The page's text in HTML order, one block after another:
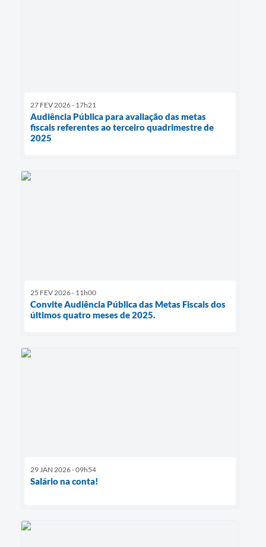
27 FEV 2026 - 17h21
Audiência Pública para avaliação das metas
fiscais referentes ao terceiro quadrimestre de
2025
25 FEV 2026 - 11h00
Convite Audiência Pública das Metas Fiscais dos
últimos quatro meses de 2025.
29 JAN 2026 - 09h54
Salário na conta!